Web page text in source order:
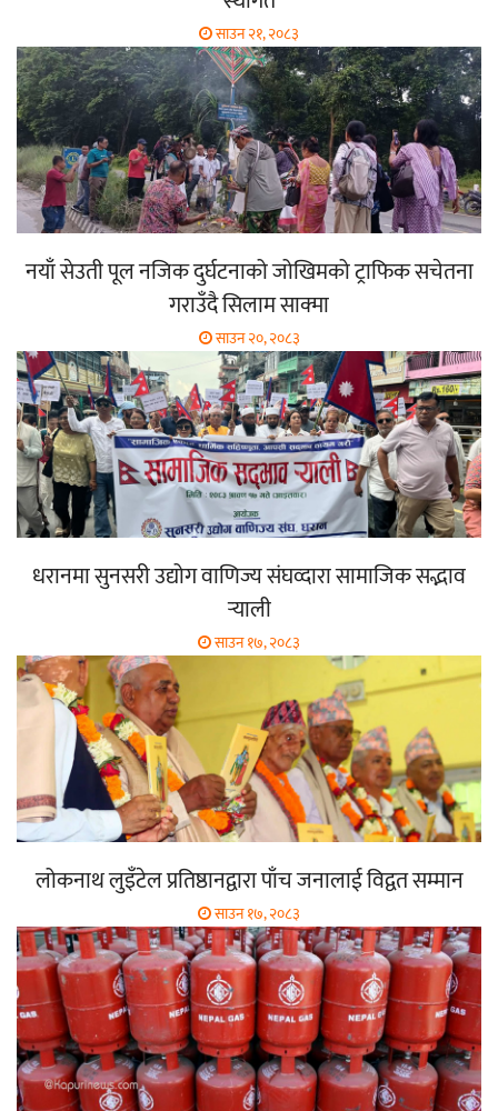
साउन २१, २०८३
नयाँ सेउती पूल नजिक दुर्घटनाको जोखिमको ट्राफिक सचेतना
गराउँदै सिलाम साक्मा
साउन २०, २०८३
धरानमा सुनसरी उद्योग वाणिज्य संघव्दारा सामाजिक सद्भाव
र्‍याली
साउन १७, २०८३
लोकनाथ लुइँटेल प्रतिष्ठानद्वारा पाँच जनालाई विद्वत सम्मान
साउन १७, २०८३